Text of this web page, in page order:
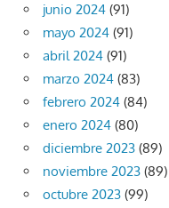
junio 2024 (91)
mayo 2024 (91)
abril 2024 (91)
marzo 2024 (83)
febrero 2024 (84)
enero 2024 (80)
diciembre 2023 (89)
noviembre 2023 (89)
octubre 2023 (99)